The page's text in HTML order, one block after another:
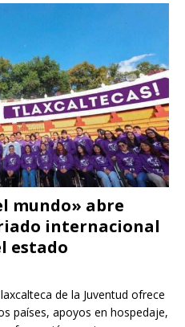
mundo» abre
internacional
estado
de la Juventud ofrece
países, apoyos en hospedaje,